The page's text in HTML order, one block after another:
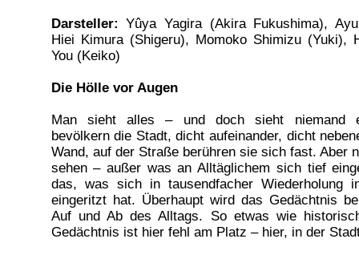
Darsteller: Yûya Yagira (Akira Fukushima),
Hiei Kimura (Shigeru), Momoko Shimizu (Yuki),
You (Keiko)
Die Hölle vor Augen
Man sieht alles – und doch sieht niemand
bevölkern die Stadt, dicht aufeinander, dicht
Wand, auf der Straße berühren sie sich fast. Aber
sehen – außer was an Alltäglichem sich tief
das, was sich in tausendfacher Wiederholung
eingeritzt hat. Überhaupt wird das Gedächtnis
Auf und Ab des Alltags. So etwas wie
Gedächtnis ist hier fehl am Platz – hier, in der